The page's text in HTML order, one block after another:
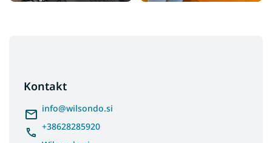
Kontakt
info@wilsondo.si
+38628285920